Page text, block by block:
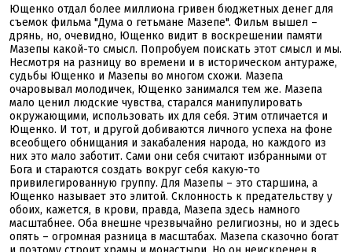
Ющенко отдал более миллиона гривен бюджетных денег для
съемок фильма "Дума о гетьмане Мазепе". Фильм вышел –
дрянь, но, очевидно, Ющенко видит в воскрешении памяти
Мазепы какой-то смысл. Попробуем поискать этот смысл и мы.
Несмотря на разницу во времени и в историческом антураже,
судьбы Ющенко и Мазепы во многом схожи. Мазепа
очаровывал молодичек, Ющенко занимался тем же. Мазепа
мало ценил людские чувства, старался манипулировать
окружающими, использовать их для себя. Этим отличается и
Ющенко. И тот, и другой добиваются личного успеха на фоне
всеобщего обнищания и закабаления народа, но каждого из
них это мало заботит. Сами они себя считают избранными от
Бога и стараются создать вокруг себя какую-то
привилегированную группу. Для Мазепы – это старшина, а
Ющенко называет это элитой. Склонность к предательству у
обоих, кажется, в крови, правда, Мазепа здесь намного
масштабнее. Оба внешне чрезвычайно религиозны, но и здесь
опять – огромная разница в масштабах. Мазепа сказочно богат